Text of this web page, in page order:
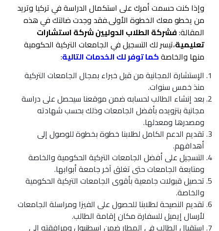
وإذا كنت حسمت أمرك على استكمال الدراسة في تركيا وتريد
من يخطو معك الخطوة الأولى.فقد وجدت ضالتك في هذه
المقالة:فشركة الطلاب الدوليين شركة استشارات
تعليمية،تيسر لك التسجيل في الجامعات التركية الحكومية
منها والخاصةكما توفر لك الخدمات التالية:
الإستشارة المجانية من قبل خبراء بمجال الجامعات التركية
منذ خمس سنوات.
بعد إنشاء الطالب لحسابه ضمن موقعنا سيحصل على دراسة
مجانية بتزويده بأفضل الجامعات وذلك بحسب شهادته
ومصدرها ومعدلها.
تقديم الدعم الكامل لطلابنا خطوة بخطوة للوصول إلى
أهدافهم.
التسجيل على أفضل الجامعات التركية الحكومية والخاصة
ومتابعة الجامعات حتى تغلق آخر جامعة أبوابها.
تحصيل قبولات جامعية بأقوى الجامعات التركية الحكومية
والخاصة.
تقديم النصيحة لطلابنا للحصول على الفيزا ومراسلة الجامعات
لأرسال إيميل للسفارة مكان إقامة الطالب.
استقبال الطالب في المطار ضمن اسطنبول ومرافقته إلى